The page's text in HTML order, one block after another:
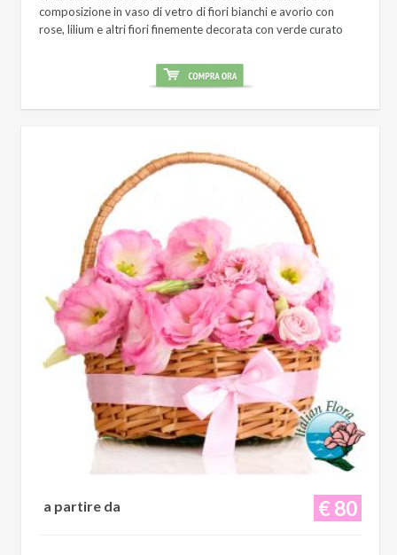
composizione in vaso di vetro di fiori bianchi e avorio con
rose, lilium e altri fiori finemente decorata con verde curato
€ 80
a partire da